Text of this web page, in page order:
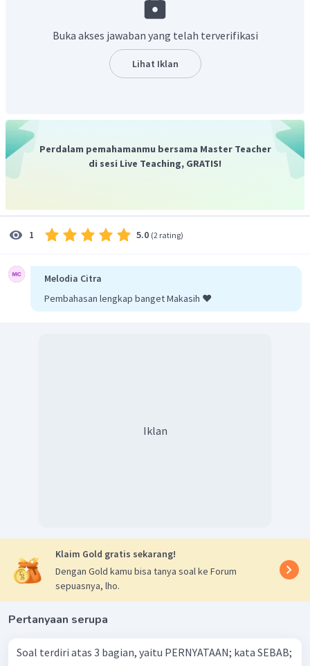
perdagangan (saling pertukaran budaya);
kesenian (wayang dan gamelan);
disebarkan oleh mubalig (ahli keagamaan).
Buka akses jawaban yang telah terverifikasi
Lihat Iklan
Perdalam pemahamanmu bersama Master Teacher
di sesi Live Teaching, GRATIS!
1 5.0 (2 rating)
Melodia Citra
Pembahasan lengkap banget Makasih ❤️
Iklan
Klaim Gold gratis sekarang!
Dengan Gold kamu bisa tanya soal ke Forum
sepuasnya, lho.
Pertanyaan serupa
Soal terdiri atas 3 bagian, yaitu PERNYATAAN; kata SEBAB;